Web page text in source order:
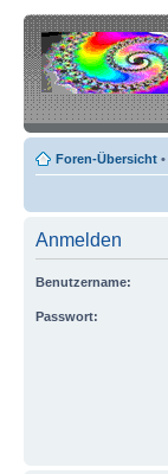
Foren-Übersicht •
Anmelden
Benutzername:
Passwort: